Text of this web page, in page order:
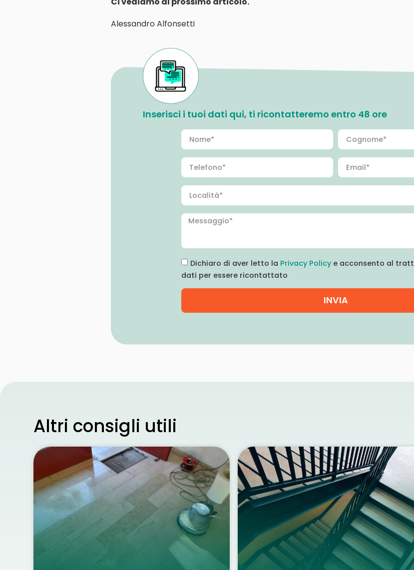
Alessandro Alfonsetti
Inserisci i tuoi dati qui, ti ricontatteremo entro 48 ore
Dichiaro di aver letto la Privacy Policy e acconsento al
dati per essere ricontattato
INVIA
Altri consigli utili